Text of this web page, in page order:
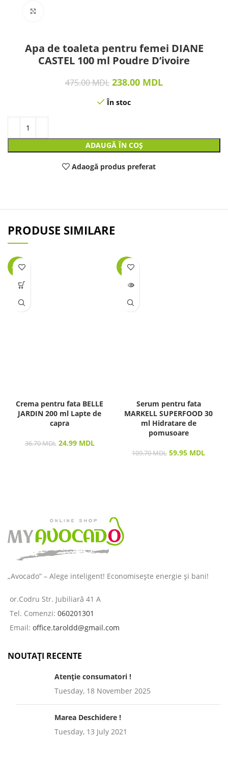
Apa de toaleta pentru femei DIANE
CASTEL 100 ml Poudre D’ivoire
475.00MDL 238.00 MDL
În stoc
ADAUGĂ ÎN COȘ
Adaogă produs preferat
PRODUSE SIMILARE
-32%
Crema pentru fata BELLE
JARDIN 200 ml Lapte de
capra
36.70MDL 24.99 MDL
-45%
LIPSĂ
Serum pentru fata
MARKELL SUPERFOOD 30
ml Hidratare de
pomusoare
109.70MDL 59.95 MDL
„Avocado” – Alege inteligent! Economisește energie și bani!
or.Codru Str. Jubiliară 41 A
Tel. Comenzi: 060201301
Email: office.taroldd@gmail.com
NOUTAȚI RECENTE
Atenție consumatori !
Tuesday, 18 November 2025
Marea Deschidere !
Tuesday, 13 July 2021